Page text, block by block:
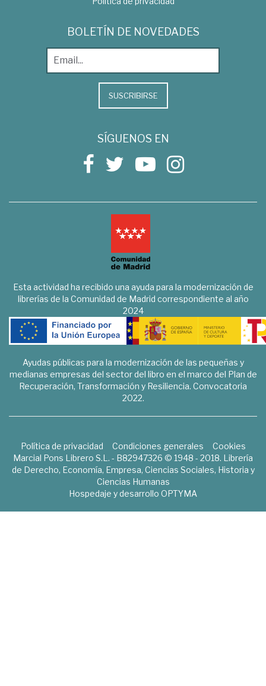
BOLETÍN DE NOVEDADES
SUSCRIBIRSE
SÍGUENOS EN
Esta actividad ha recibido una ayuda para la modernización de
librerías de la Comunidad de Madrid correspondiente al año
2024
Ayudas públicas para la modernización de las pequeñas y
medianas empresas del sector del libro en el marco del Plan de
Recuperación, Transformación y Resiliencia. Convocatoria
2022.
Política de privacidad Condiciones generales
Cookies
Marcial Pons Librero S.L. - B82947326 © 1948 - 2018. Librería
de Derecho, Economía, Empresa, Ciencias Sociales, Historia y
Ciencias Humanas
Hospedaje y desarrollo OPTYMA